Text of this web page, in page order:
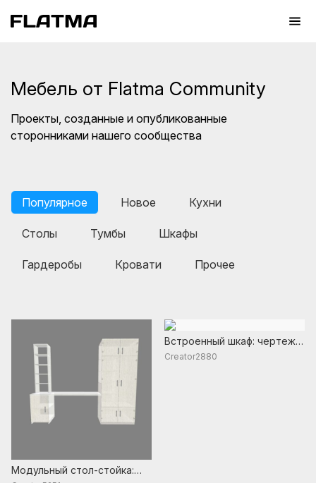
Мебель от Flatma Community
Проекты, созданные и опубликованные
сторонниками нашего сообщества
Популярное Новое Кухни
Столы Тумбы Шкафы
Гардеробы Кровати Прочее
Модульный стол-стойка:
Встроенный шкаф: чертежи
своими руками с
Creator2880